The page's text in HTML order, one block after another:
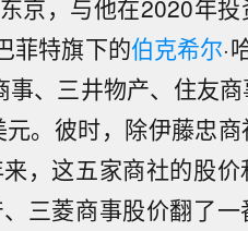
京，与他在2020年
菲特旗下的伯克希尔·
、三井物产、住友
。彼时，除伊藤忠
，这五家商社的股价
三菱商事股价翻了